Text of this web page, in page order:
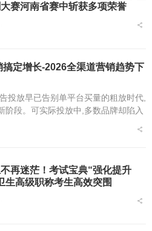
赛河南省赛中斩获多项荣誉
定增长-2026全渠道营销趋势下
投放早已告别单平台买量的粗放时代,
阶段。可实际投放中,多数品牌却陷入
忽高忽低难稳定;单做小红书种草,内
再迷茫！考试宝典“强化提升
生高级职称考生高效突围